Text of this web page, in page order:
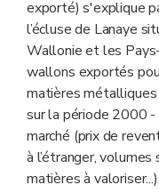
exporté) s'explique
l’écluse de Lanaye
Wallonie et les
wallons exportés
matières
sur la période 2000
marché (prix de
à l’étranger,
matières à valoriser...).